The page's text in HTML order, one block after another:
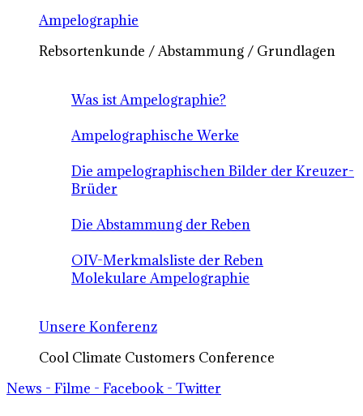
Ampelographie
Rebsortenkunde / Abstammung / Grundlagen
Was ist Ampelographie?
Ampelographische Werke
Die ampelographischen Bilder der Kreuzer-
Brüder
Die Abstammung der Reben
OIV-Merkmalsliste der Reben
Molekulare Ampelographie
Unsere Konferenz
Cool Climate Customers Conference
News - Filme - Facebook - Twitter